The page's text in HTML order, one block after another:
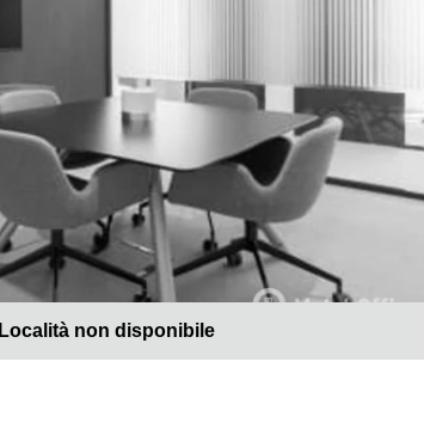
Località non disponibile